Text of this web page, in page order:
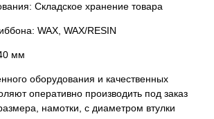
Складское хранение товара
WAX, WAX/RESIN
мм
оборудования и качественных
оперативно производить под заказ
намотки, с диаметром втулки